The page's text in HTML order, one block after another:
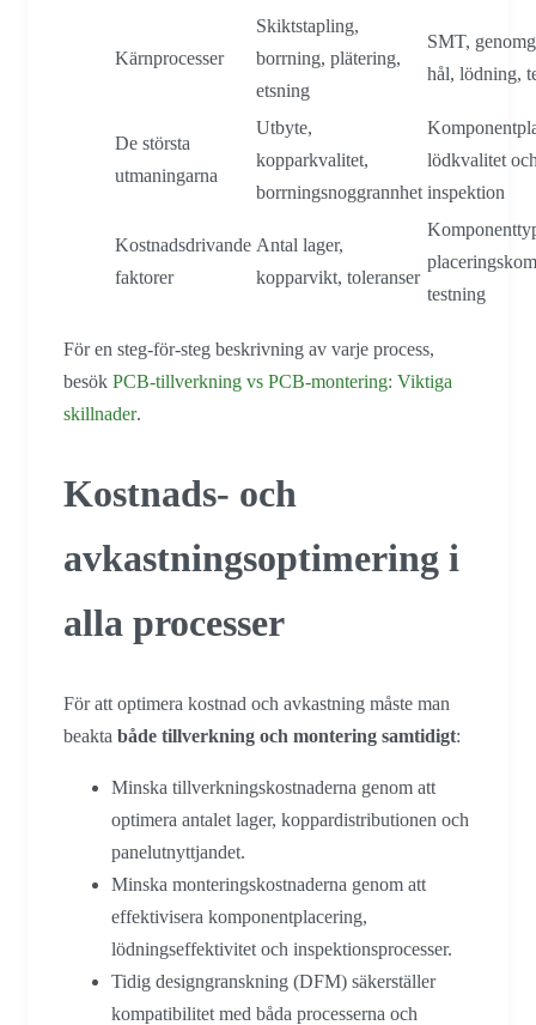
Kärnprocesser
Skiktstapling,
borrning, plätering,
etsning
SMT,
hål, lödning,
De största
utmaningarna
Utbyte,
kopparkvalitet,
borrningsnoggrannhet
lödkvalitet
inspektion
Kostnadsdrivande
faktorer
Antal lager,
kopparvikt, toleranser
testning
För en steg-för-steg beskrivning av varje process,
besök PCB-tillverkning vs PCB-montering: Viktiga
skillnader.
Kostnads- och
avkastningsoptimering i
alla processer
För att optimera kostnad och avkastning måste man
beakta både tillverkning och montering samtidigt:
Minska tillverkningskostnaderna genom att
optimera antalet lager, koppardistributionen och
panelutnyttjandet.
Minska monteringskostnaderna genom att
effektivisera komponentplacering,
lödningseffektivitet och inspektionsprocesser.
Tidig designgranskning (DFM) säkerställer
kompatibilitet med båda processerna och